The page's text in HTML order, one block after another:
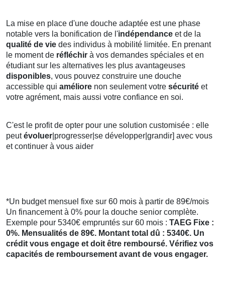
La mise en place d'une douche adaptée est une phase
notable vers la bonification de l'indépendance et de la
qualité de vie des individus à mobilité limitée. En prenant
le moment de réfléchir à vos demandes spéciales et en
étudiant sur les alternatives les plus avantageuses
disponibles, vous pouvez construire une douche
accessible qui améliore non seulement votre sécurité et
votre agrément, mais aussi votre confiance en soi.
C'est le profit de opter pour une solution customisée : elle
peutévoluer |progresser|se développer|grandir] avec vous
et continuer à vous aider
*Un budget mensuel fixe sur 60 mois à partir de 89€/mois
Un financement à 0% pour la douche senior complète.
Exemple pour 5340€ empruntés sur 60 mois : TAEG Fixe :
0%. Mensualités de 89€. Montant total dû : 5340€. Un
crédit vous engage et doit être remboursé. Vérifiez vos
capacités de remboursement avant de vous engager.